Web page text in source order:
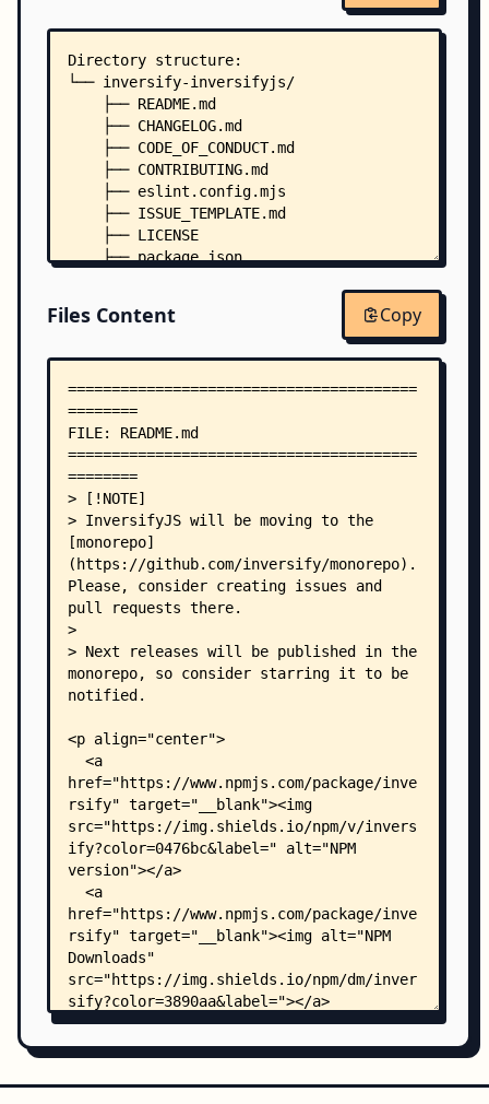
Directory structure:
└── inversify-inversifyjs/
    ├── README.md
    ├── CHANGELOG.md
    ├── CODE_OF_CONDUCT.md
    ├── CONTRIBUTING.md
    ├── eslint.config.mjs
    ├── ISSUE_TEMPLATE.md
    ├── LICENSE
    ├── package.json
    ├── renovate.json
    ├── tsconfig.base.cjs.json
    ├── tsconfig.base.esm.json
    ├── tsconfig.base.json
    ├── tsconfig.cjs.json
    ├── tsconfig.esm.json
    ├── tsconfig.json
    ├── .npmignore
    ├── scripts/
    │   ├── writeCommonJsPackageJson.mjs
    │   └── writeEsmPackageJson.mjs
    ├── src/
    │   ├── index.ts
    │   └── test/
    │       ├── annotation/
    │       │   ├── inject.test.ts
    │       │   ├── injectable.test.ts
    │       │   ├── named.test.ts
    │       │   ├── optional.test.ts
    │       │   └── post_construct.test.ts
    │       ├── bugs/
    │       │   ├── bugs.test.ts
    │       │   ├── issue_1190.test.ts
    │       │   ├── issue_1297.test.ts
    │       │   ├── issue_1416.test.ts
    │       │   ├── issue_1515.test.ts
    │       │   ├── issue_1518.test.ts
    │       │   ├── issue_1564.test.ts
    │       │   ├── issue_543.test.ts
    │       │   ├── issue_549.test.ts
    │       │   ├── issue_706.test.ts
    │       │   └── issue_928.test.ts
    │       │   ├── container.test.ts
Files Content Copy